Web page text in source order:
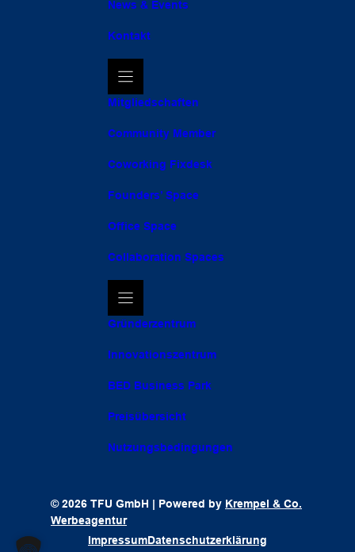
News & Events
Kontakt
Mitgliedschaften
Community Member
Coworking Fixdesk
Founders’ Space
Office Space
Collaboration Spaces
Gründerzentrum
Innovationszentrum
BED Business Park
Preisübersicht
Nutzungsbedingungen
© 2026 TFU GmbH | Powered by Krempel & Co.
Werbeagentur
ImpressumDatenschutzerklärung